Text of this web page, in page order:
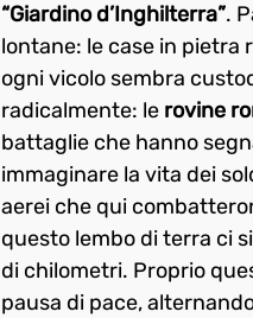
“Giardino d’Inghilterra”.
lontane: le case in
ogni vicolo sembra
radicalmente: le rovine
battaglie che hanno
immaginare la vita dei
aerei che qui
questo lembo di terra ci
di chilometri. Proprio
pausa di pace,